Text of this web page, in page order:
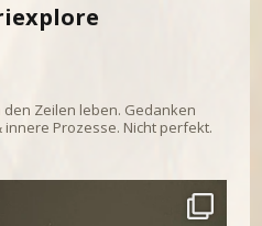
den Zeilen leben. Gedanken
innere Prozesse. Nicht perfekt.